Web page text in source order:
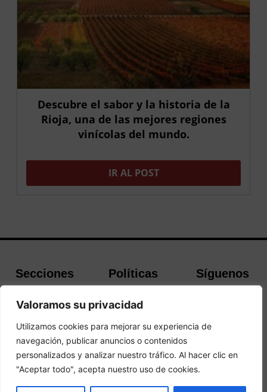
Valoramos su privacidad
Utilizamos cookies para mejorar su experiencia de
navegación, publicar anuncios o contenidos
personalizados y analizar nuestro tráfico. Al hacer clic en
"Aceptar todo", acepta nuestro uso de cookies.
Descubre el sabor y la historia de la
Rioja, una de las mejores regiones
vinícolas del mundo.
IR AL POST
Secciones
Buscador de
Hoteles
Guías de Viajes
Contacto
Políticas
cookies
Aviso Legal
Política de
Privacidad
Síguenos
Twitter